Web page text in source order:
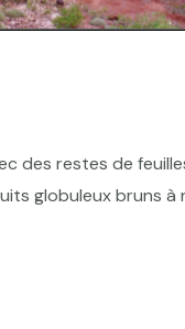
des restes de
globuleux bruns à